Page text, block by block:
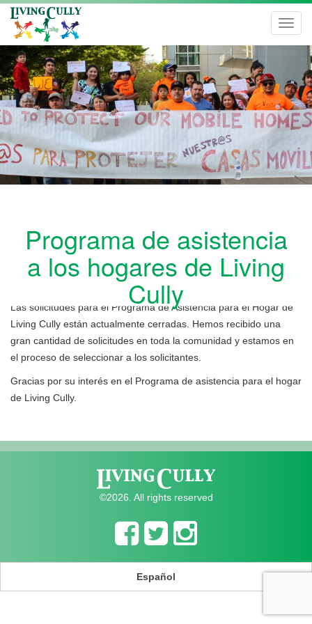
Programa de asistencia
a los hogares de Living
Cully
Las solicitudes para el Programa de Asistencia para el Hogar de
Living Cully están actualmente cerradas. Hemos recibido una
gran cantidad de solicitudes en toda la comunidad y estamos en
el proceso de seleccionar a los solicitantes.
Gracias por su interés en el Programa de asistencia para el hogar
de Living Cully.
©2026. All rights reserved
Español